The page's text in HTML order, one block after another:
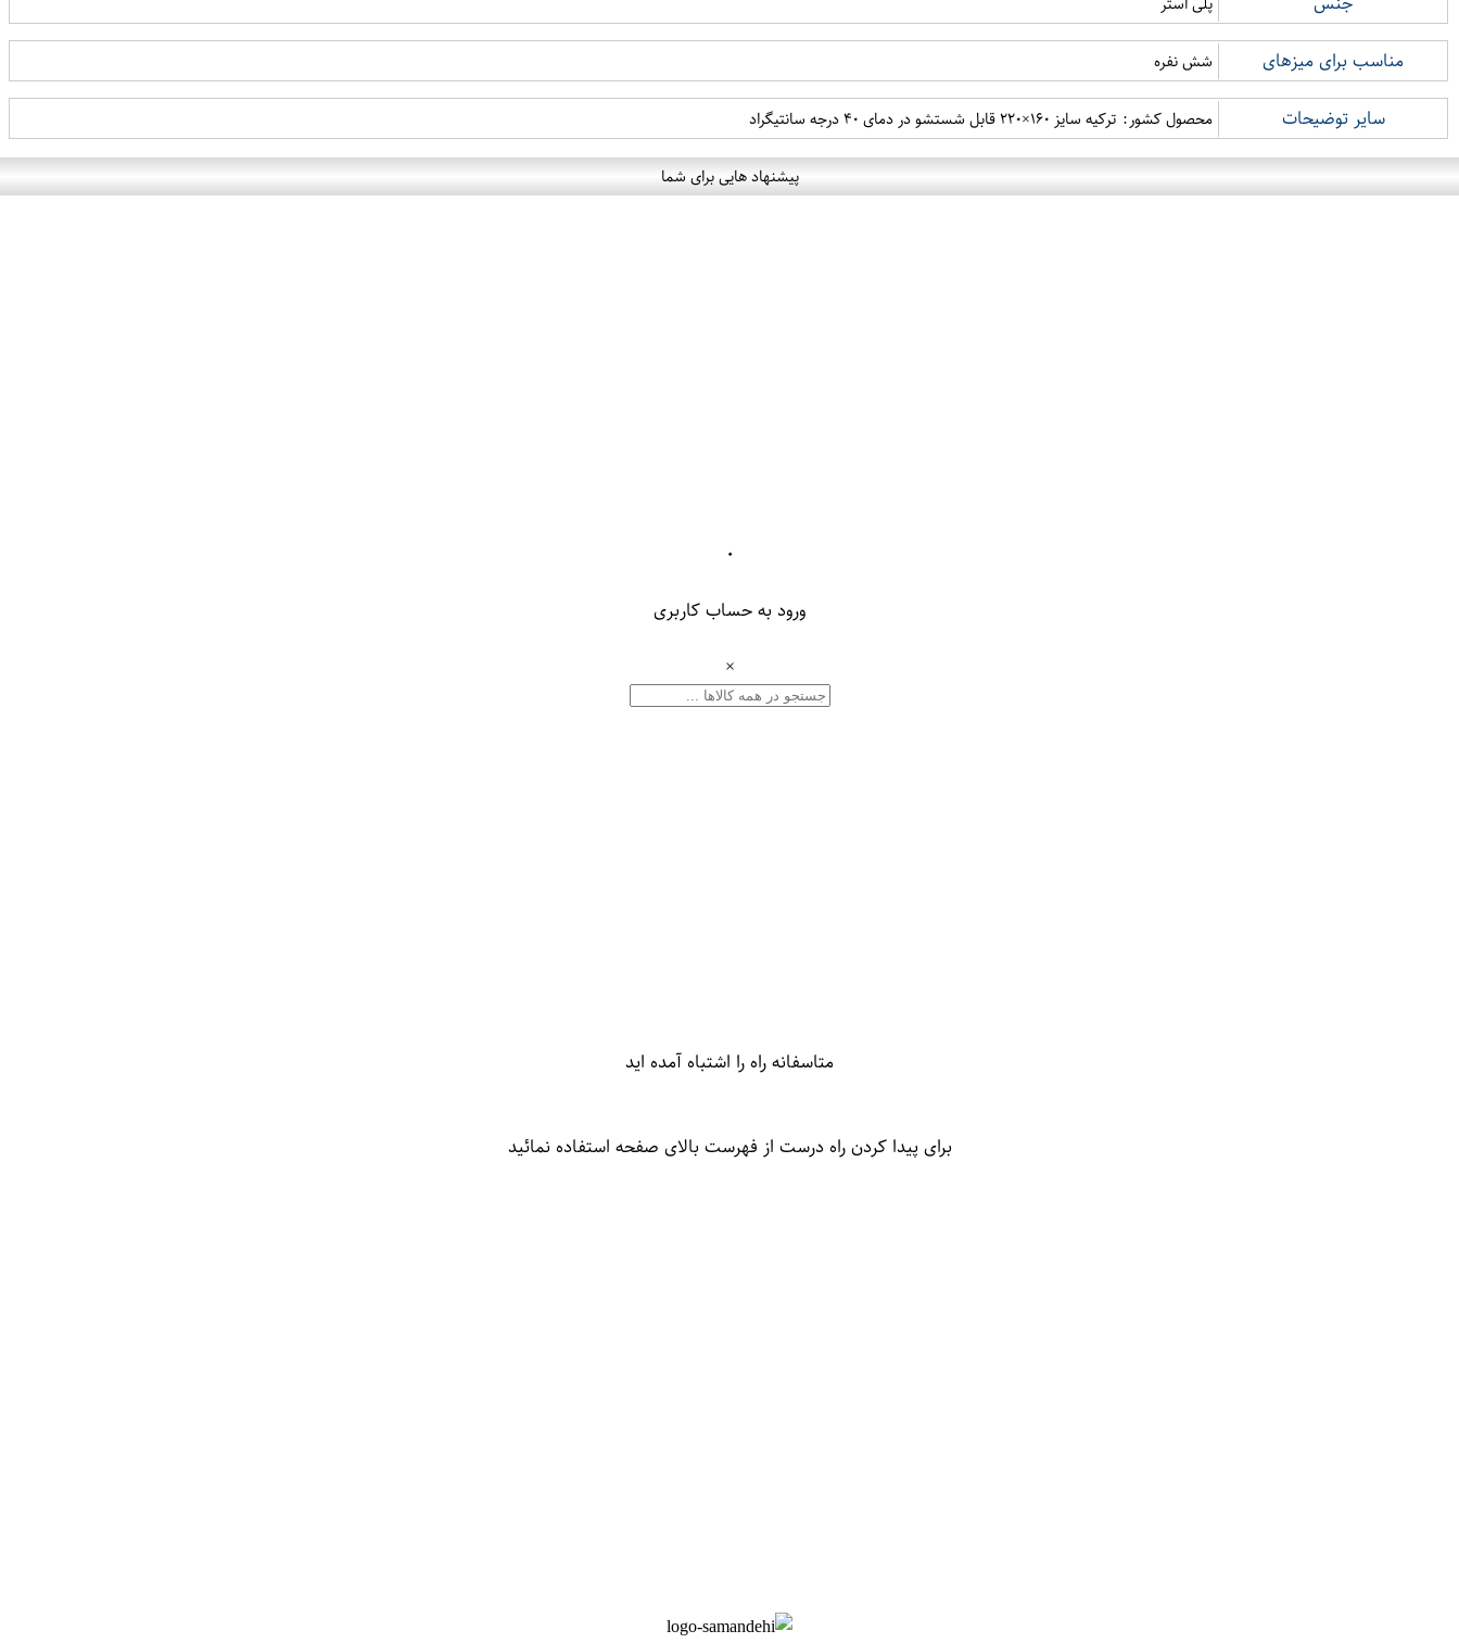
مناسب برای میزهای شش نفره
سایر توضیحات محصول کشور: ترکیه سایز ۱۶۰×۲۲۰ قابل شستشو در دمای ۴۰ درجه سانتیگراد
پیشنهاد هایی برای شما
۰
ورود به حساب کاربری
×
متاسفانه راه را اشتباه آمده اید
برای پیدا کردن راه درست از فهرست بالای صفحه استفاده نمائید